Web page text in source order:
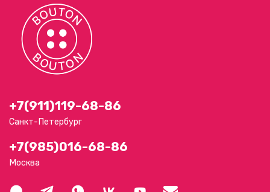
+7(911)119-68-86
Санкт-Петербург
+7(985)016-68-86
Москва